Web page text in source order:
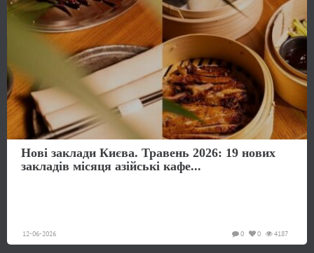
Нові заклади Києва. Травень 2026: 19 нових
закладів місяця азійські кафе...
12-06-2026 4187
0
0